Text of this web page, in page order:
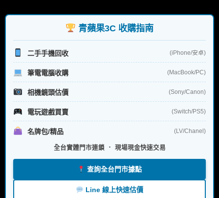
字:
青蘋果3C 收購指南
二手手機回收 (iPhone/安卓)
筆電電腦收購 (MacBook/PC)
相機鏡頭估價 (Sony/Canon)
電玩遊戲買賣 (Switch/PS5)
名牌包/精品 (LV/Chanel)
全台實體門市連鎖 ． 現場現金快速交易
查詢全台門市據點
Line 線上快速估價